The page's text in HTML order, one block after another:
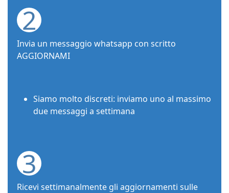
2
Invia un messaggio whatsapp con scritto
AGGIORNAMI
Siamo molto discreti: inviamo uno al massimo
due messaggi a settimana
3
Ricevi settimanalmente gli aggiornamenti sulle